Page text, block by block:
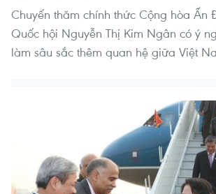
Chuyến thăm chính thức Cộng hòa Ấn
Quốc hội Nguyễn Thị Kim Ngân có ý
làm sâu sắc thêm quan hệ giữa Việt